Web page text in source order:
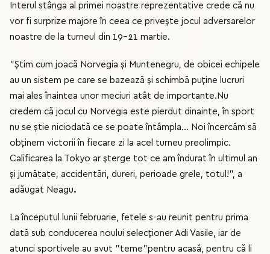
Interul stânga al primei noastre reprezentative crede că nu
vor fi surprize majore în ceea ce privește jocul adversarelor
noastre de la turneul din 19-21 martie.
”Știm cum joacă Norvegia și Muntenegru, de obicei echipele
au un sistem pe care se bazează și schimbă puține lucruri
mai ales înaintea unor meciuri atât de importante.Nu
credem că jocul cu Norvegia este pierdut dinainte, în sport
nu se știe niciodată ce se poate întâmpla... Noi încercăm să
obținem victorii în fiecare zi la acel turneu preolimpic.
Calificarea la Tokyo ar șterge tot ce am îndurat în ultimul an
și jumătate, accidentări, dureri, perioade grele, totul!”, a
adăugat Neagu.
La începutul lunii februarie, fetele s-au reunit pentru prima
dată sub conducerea noului selecționer Adi Vasile, iar de
atunci sportivele au avut ”teme”pentru acasă, pentru că li